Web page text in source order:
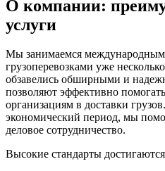
О компании:
услуги
Мы занимаемся
грузоперевозками уже
обзавелись обширными и
позволяют эффективно
организациям в доставки
экономический период, мы
деловое сотрудничество.
Высокие стандарты